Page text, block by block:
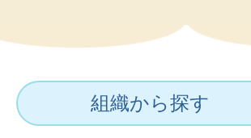
組織から探す